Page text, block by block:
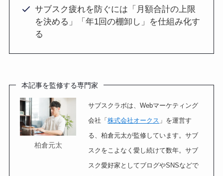
サブスク疲れを防ぐには「月額合計の上限
を決める」「年1回の棚卸し」を仕組み化す
る
本記事を監修する専門家
柏倉元太
サブスクラボは、Webマーケティング
会社「株式会社オークス 」を運営す
る、柏倉元太が監修しています。サブ
スクをこよなく愛し続けて数年。サブ
スク愛好家としてブログやSNSなどで